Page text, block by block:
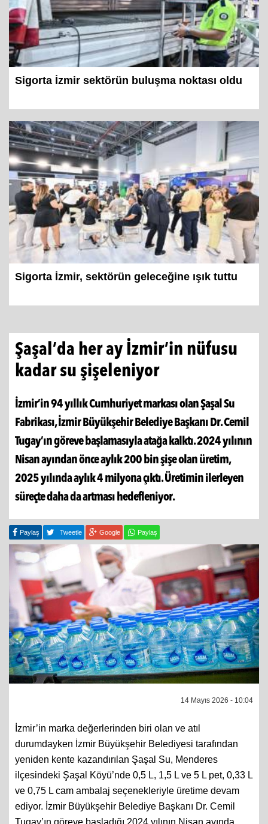
Sigorta İzmir sektörün buluşma noktası oldu
Sigorta İzmir, sektörün geleceğine ışık tuttu
Şaşal’da her ay İzmir’in nüfusu
kadar su şişeleniyor
İzmir’in 94 yıllık Cumhuriyet markası olan Şaşal Su
Fabrikası, İzmir Büyükşehir Belediye Başkanı Dr. Cemil
Tugay’ın göreve başlamasıyla atağa kalktı. 2024 yılının
Nisan ayından önce aylık 200 bin şişe olan üretim,
2025 yılında aylık 4 milyona çıktı. Üretimin ilerleyen
süreçte daha da artması hedefleniyor.
Paylaş Tweetle Google Paylaş
14 Mayıs 2026 - 10:04
İzmir’in marka değerlerinden biri olan ve atıl
durumdayken İzmir Büyükşehir Belediyesi tarafından
yeniden kente kazandırılan Şaşal Su, Menderes
ilçesindeki Şaşal Köyü’nde 0,5 L, 1,5 L ve 5 L pet, 0,33 L
ve 0,75 L cam ambalaj seçenekleriyle üretime devam
ediyor. İzmir Büyükşehir Belediye Başkanı Dr. Cemil
Tugay’ın göreve başladığı 2024 yılının Nisan ayında